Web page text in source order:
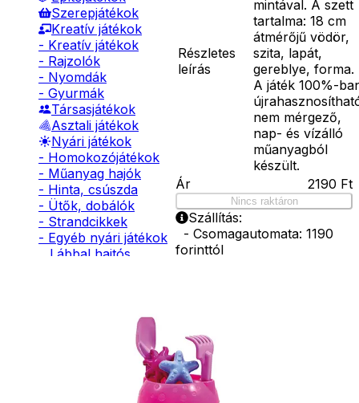
Szerepjátékok
Kreatív játékok
- Kreatív játékok
- Rajzolók
- Nyomdák
- Gyurmák
Társasjátékok
Asztali játékok
Nyári játékok
- Homokozójátékok
- Műanyag hajók
- Hinta, csúszda
- Ütők, dobálók
- Strandcikkek
- Egyéb nyári játékok
Lábbal hajtós
Részletes
leírás
mintával. A szett
tartalma: 18 cm
átmérőjű vödör,
szita, lapát,
gereblye, forma.
A játék 100%-
nem mérgező,
nap- és vízálló
műanyagból
készült.
Ár
2190 Ft
Nincs raktáron
Szállítás:
- Csomagautomata: 1190
forinttól
Kiegészítő
termékek